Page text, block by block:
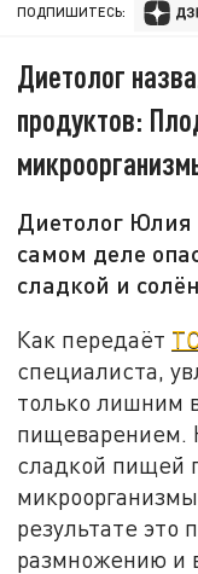
ПОДПИШИТЕСЬ:
Диетолог
продуктов:
Диетолог Юлия
самом деле
сладкой и
Как передаёт
специалиста,
только лишним
пищеварением.
сладкой пищей
результате это
размножению и